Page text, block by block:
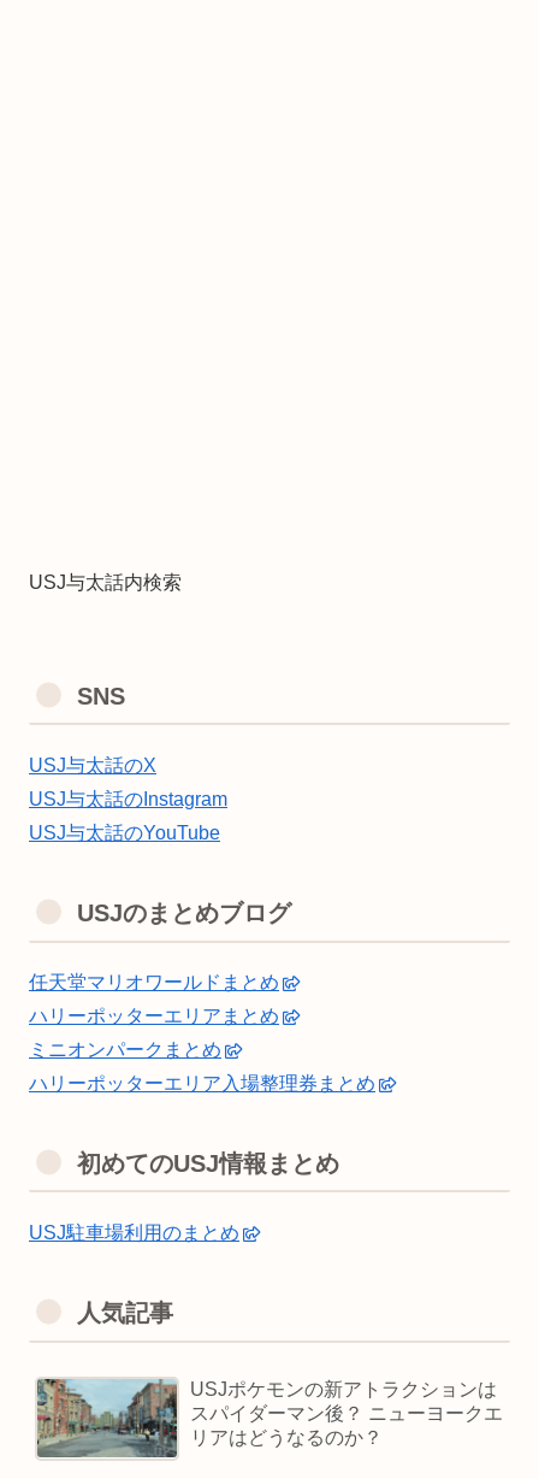
USJ与太話内検索
SNS
USJ与太話のX
USJ与太話のInstagram
USJ与太話のYouTube
USJのまとめブログ
任天堂マリオワールドまとめ
ハリーポッターエリアまとめ
ミニオンパークまとめ
ハリーポッターエリア入場整理券まとめ
初めてのUSJ情報まとめ
USJ駐車場利用のまとめ
人気記事
USJポケモンの新アトラクションは
スパイダーマン後？ ニューヨークエ
リアはどうなるのか？